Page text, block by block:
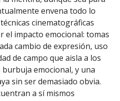
envena todo lo
cinematográficas
el impacto emocional: tomas
cambio de expresión, uso
de campo que aisla a los
emocional, y una
sin ser demasiado obvia.
a sí mismos